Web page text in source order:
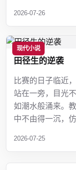
2026-07-26
现代小说
田径生的逆袭
比赛的日子临近
站在一旁，目光
如潮水般涌来。
中不由得一沉，
2026-07-25